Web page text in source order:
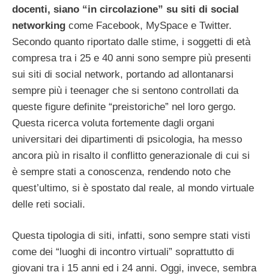
docenti, siano “in circolazione” su siti di social
networking come Facebook, MySpace e Twitter.
Secondo quanto riportato dalle stime, i soggetti di età
compresa tra i 25 e 40 anni sono sempre più presenti
sui siti di social network, portando ad allontanarsi
sempre più i teenager che si sentono controllati da
queste figure definite “preistoriche” nel loro gergo.
Questa ricerca voluta fortemente dagli organi
universitari dei dipartimenti di psicologia, ha messo
ancora più in risalto il conflitto generazionale di cui si
è sempre stati a conoscenza, rendendo noto che
quest’ultimo, si è spostato dal reale, al mondo virtuale
delle reti sociali.
Questa tipologia di siti, infatti, sono sempre stati visti
come dei “luoghi di incontro virtuali” soprattutto di
giovani tra i 15 anni ed i 24 anni. Oggi, invece, sembra